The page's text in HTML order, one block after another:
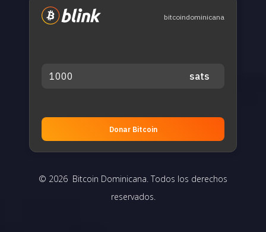
bitcoindominicana
Donar Bitcoin
© 2026 Bitcoin Dominicana. Todos los derechos
reservados.